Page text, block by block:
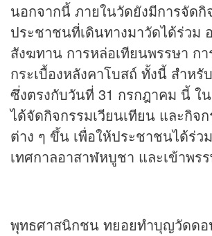
นอกจากนี้ ภายในวัดยังมีการจัดกิ
ประชาชนที่เดินทางมาวัดได้ร่วม
สังฆทาน การหล่อเทียนพรรษา ก
กระเบื้องหลังคาโบสถ์ ทั้งนี้ สำหรั
ซึ่งตรงกับวันที่ 31 กรกฎาคม นี้ ใ
ได้จัดกิจกรรมเวียนเทียน และกิจ
ต่าง ๆ ขึ้น เพื่อให้ประชาชนได้ร่ว
เทศกาลอาสาฬหบูชา และเข้าพร
พุทธศาสนิกชน ทยอยทำบุญวัดดอ